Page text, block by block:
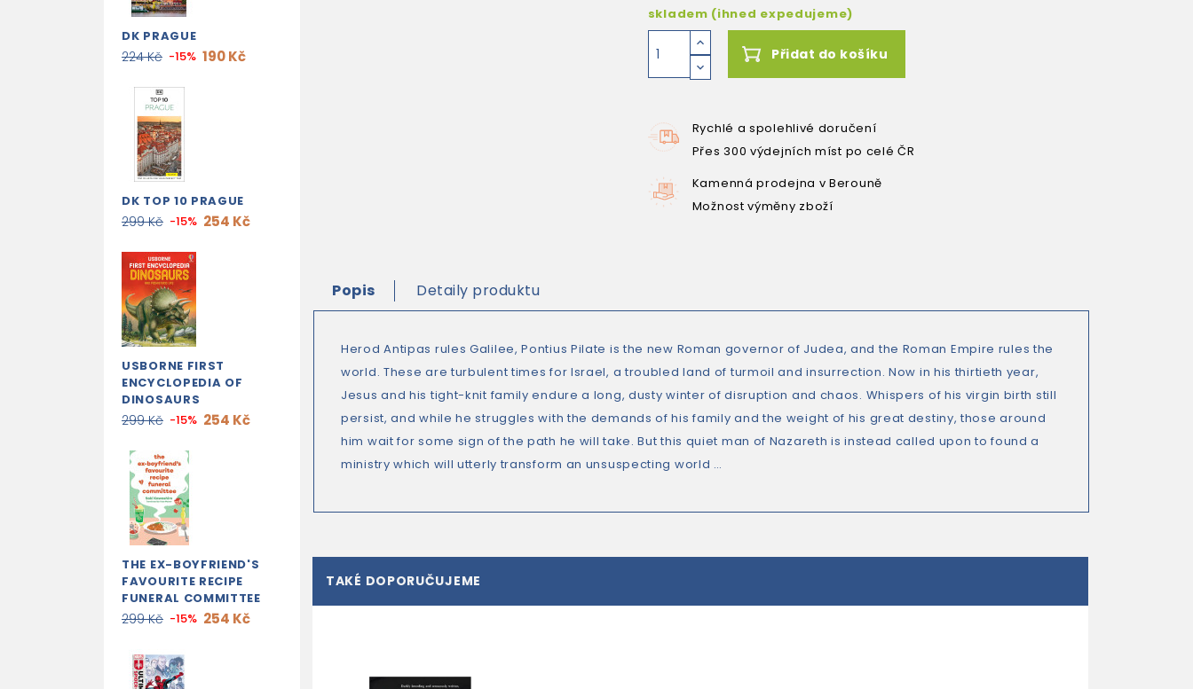
DK PRAGUE
224 Kč -15% 190 Kč
DK TOP 10 PRAGUE
299 Kč -15% 254 Kč
USBORNE FIRST
ENCYCLOPEDIA OF
DINOSAURS
299 Kč -15% 254 Kč
THE EX-BOYFRIEND'S
FAVOURITE RECIPE
FUNERAL COMMITTEE
299 Kč -15% 254 Kč
skladem (ihned expedujeme)
Přidat do košíku
Rychlé a spolehlivé doručení
Přes 300 výdejních míst po celé ČR
Kamenná prodejna v Berouně
Možnost výměny zboží
Popis Detaily produktu
Herod Antipas rules Galilee, Pontius Pilate is the new Roman governor of Judea, and the Roman Empire rules the
world. These are turbulent times for Israel, a troubled land of turmoil and insurrection. Now in his thirtieth year,
Jesus and his tight-knit family endure a long, dusty winter of disruption and chaos. Whispers of his virgin birth still
persist, and while he struggles with the demands of his family and the weight of his great destiny, those around
him wait for some sign of the path he will take. But this quiet man of Nazareth is instead called upon to found a
ministry which will utterly transform an unsuspecting world …
TAKÉ DOPORUČUJEME